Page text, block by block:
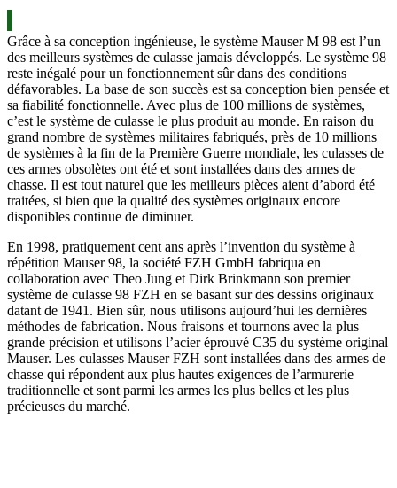
Grâce à sa conception ingénieuse, le système Mauser M 98 est l’un
des meilleurs systèmes de culasse jamais développés. Le système 98
reste inégalé pour un fonctionnement sûr dans des conditions
défavorables. La base de son succès est sa conception bien pensée et
sa fiabilité fonctionnelle. Avec plus de 100 millions de systèmes,
c’est le système de culasse le plus produit au monde. En raison du
grand nombre de systèmes militaires fabriqués, près de 10 millions
de systèmes à la fin de la Première Guerre mondiale, les culasses de
ces armes obsolètes ont été et sont installées dans des armes de
chasse. Il est tout naturel que les meilleurs pièces aient d’abord été
traitées, si bien que la qualité des systèmes originaux encore
disponibles continue de diminuer.
En 1998, pratiquement cent ans après l’invention du système à
répétition Mauser 98, la société FZH GmbH fabriqua en
collaboration avec Theo Jung et Dirk Brinkmann son premier
système de culasse 98 FZH en se basant sur des dessins originaux
datant de 1941. Bien sûr, nous utilisons aujourd’hui les dernières
méthodes de fabrication. Nous fraisons et tournons avec la plus
grande précision et utilisons l’acier éprouvé C35 du système original
Mauser. Les culasses Mauser FZH sont installées dans des armes de
chasse qui répondent aux plus hautes exigences de l’armurerie
traditionnelle et sont parmi les armes les plus belles et les plus
précieuses du marché.